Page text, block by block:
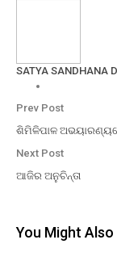
SATYA SANDHANA
Prev Post
ଶିମିଳିପାଳ
Next Post
ଆଜିର ଅନୁଚିନ୍ତା
You Might Also